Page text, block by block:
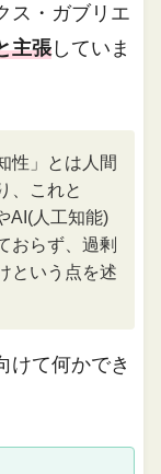
ス・ガブリエ
主張 していま
性」とは人間
、これと
AI(人工知能)
おらず、過剰
という点を述
けて何かでき